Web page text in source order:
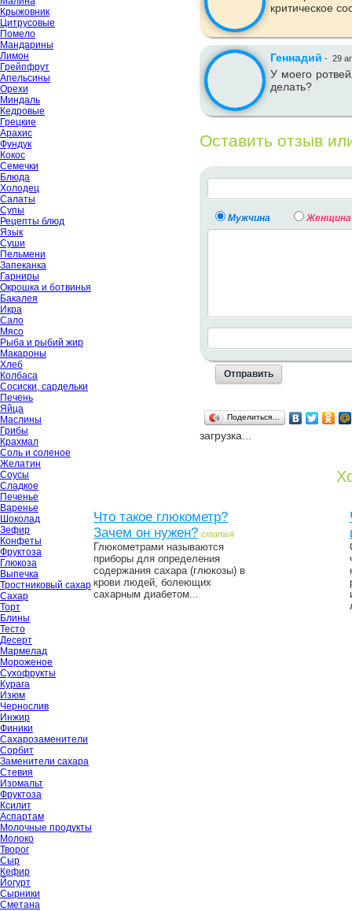
Крыжовник
Цитрусовые
Помело
Мандарины
Лимон
Грейпфрут
Апельсины
Орехи
Миндаль
Кедровые
Грецкие
Арахис
Фундук
Кокос
Семечки
Блюда
Холодец
Салаты
Супы
Рецепты блюд
Язык
Суши
Пельмени
Запеканка
Гарниры
Окрошка и ботвинья
Бакалея
Икра
Сало
Мясо
Рыба и рыбий жир
Макароны
Хлеб
Колбаса
Сосиски, сардельки
Печень
Яйца
Маслины
Грибы
Крахмал
Соль и соленое
Желатин
Соусы
Сладкое
Печенье
Варенье
Шоколад
Зефир
Конфеты
Фруктоза
Глюкоза
Выпечка
Тростниковый сахар
Сахар
Торт
Блины
Тесто
Десерт
Мармелад
Мороженое
Сухофрукты
Курага
Изюм
Чернослив
Инжир
Финики
Сахарозаменители
Сорбит
Заменители сахара
Стевия
Изомальт
Фруктоза
Ксилит
Аспартам
Молочные продукты
Молоко
Творог
Сыр
Кефир
Йогурт
Сырники
Сметана
критическое
Геннадий - 29
У моего
делать?
Оставить отзыв
Мужчина Женщина
Поделиться…
загрузка...
Что такое глюкометр?
Зачем он нужен? статья
Глюкометрами называются
приборы для определения
содержания сахара (глюкозы) в
крови людей, болеющих
сахарным диабетом...